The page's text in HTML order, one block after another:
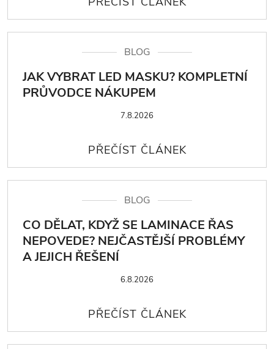
BLOG
JAK VYBRAT LED MASKU? KOMPLETNÍ
PRŮVODCE NÁKUPEM
7.8.2026
BLOG
CO DĚLAT, KDYŽ SE LAMINACE ŘAS
NEPOVEDE? NEJČASTĚJŠÍ PROBLÉMY
A JEJICH ŘEŠENÍ
6.8.2026